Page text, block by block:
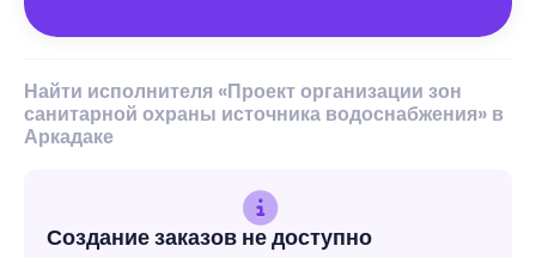
Найти исполнителя «Проект организации зон
санитарной охраны источника водоснабжения» в
Аркадаке
Создание заказов не доступно